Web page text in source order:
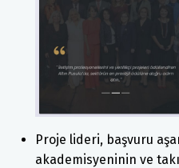
Proje lideri, başvuru
akademisyeninin ve